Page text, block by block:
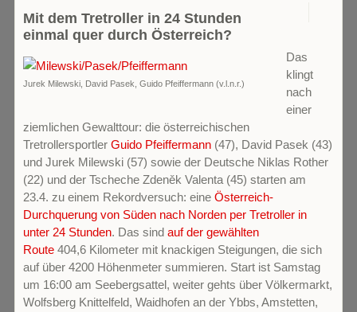
Mit dem Tretroller in 24 Stunden
einmal quer durch Österreich?
Jurek Milewski, David Pasek, Guido Pfeiffermann (v.l.n.r.)
Das
klingt
nach
einer
ziemlichen Gewalttour: die österreichischen
Tretrollersportler Guido Pfeiffermann (47), David Pasek (43)
und Jurek Milewski (57) sowie der Deutsche Niklas Rother
(22) und der Tscheche Zdeněk Valenta (45) starten am
23.4. zu einem Rekordversuch: eine Österreich-
Durchquerung von Süden nach Norden per Tretroller in
unter 24 Stunden. Das sind auf der gewählten
Route 404,6 Kilometer mit knackigen Steigungen, die sich
auf über 4200 Höhenmeter summieren. Start ist Samstag
um 16:00 am Seebergsattel, weiter gehts über Völkermarkt,
Wolfsberg Knittelfeld, Waidhofen an der Ybbs, Amstetten,